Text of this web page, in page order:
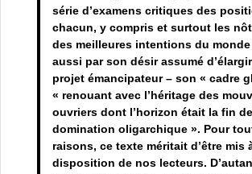
série d’examens critiques des
chacun, y compris et surtout les
des meilleures intentions du monde
aussi par son désir assumé
projet émancipateur – son « cadre
« renouant avec l’héritage des
ouvriers dont l’horizon était la fin
domination oligarchique ». Pour
raisons, ce texte méritait d’être mis
disposition de nos lecteurs.